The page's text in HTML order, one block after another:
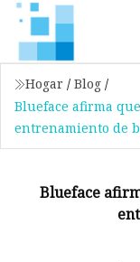
Hogar / Blog /
Blueface afirma
entrenamiento de
Blueface